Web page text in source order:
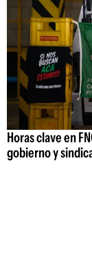
Horas clave en
gobierno y